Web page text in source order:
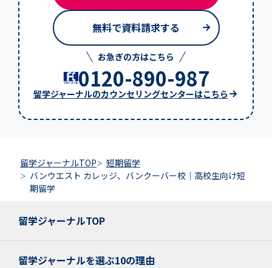
無料で資料請求する
お急ぎの方はこちら
0120-890-987
留学ジャーナルのカウンセリングセンターはこちら
留学ジャーナルTOP
短期留学
バンウエスト カレッジ、バンクーバー校｜高校生向け短
期留学
留学ジャーナルTOP
留学ジャーナルを選ぶ10の理由